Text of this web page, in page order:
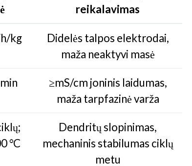
reikalavimas
kg
Didelės talpos elektrodai,
maža neaktyvi masė
≥mS/cm joninis laidumas,
maža tarpfazinė varža
°C
Dendritų slopinimas,
mechaninis stabilumas ciklų
metu